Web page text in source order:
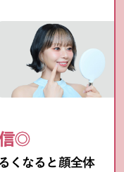
信◎
くなると顔全体